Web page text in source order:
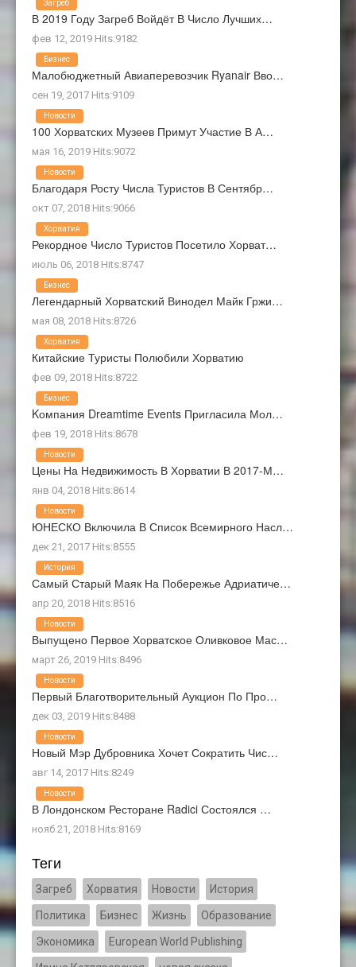
В 2019 Году Загреб Войдёт В Число Лучших…
фев 12, 2019 Hits:9182
Загреб
Малобюджетный Авиаперевозчик Ryanair Вво…
сен 19, 2017 Hits:9109
Бизнес
100 Хорватских Музеев Примут Участие В А…
мая 16, 2019 Hits:9072
Новости
Благодаря Росту Числа Туристов В Сентябр…
окт 07, 2018 Hits:9066
Новости
Рекордное Число Туристов Посетило Хорват…
июль 06, 2018 Hits:8747
Хорватия
Легендарный Хорватский Винодел Майк Гржи…
мая 08, 2018 Hits:8726
Бизнес
Китайские Туристы Полюбили Хорватию
фев 09, 2018 Hits:8722
Хорватия
Kомпания Dreamtime Events Пригласила Мол…
фев 19, 2018 Hits:8678
Бизнес
Цены На Недвижимость В Хорватии В 2017-М…
янв 04, 2018 Hits:8614
Новости
ЮНЕСКО Включила В Список Всемирного Насл…
дек 21, 2017 Hits:8555
Новости
Самый Старый Маяк На Побережье Адриатиче…
апр 20, 2018 Hits:8516
История
Выпущено Первое Хорватское Оливковое Мас…
март 26, 2019 Hits:8496
Новости
Первый Благотворительный Аукцион По Про…
дек 03, 2019 Hits:8488
Новости
Новый Мэр Дубровника Хочет Сократить Чис…
авг 14, 2017 Hits:8249
Новости
В Лондонском Ресторане Radici Состоялся …
нояб 21, 2018 Hits:8169
Новости
Теги
Загреб Хорватия Новости История
Политика Бизнес Жизнь Образование
Экономика European World Publishing